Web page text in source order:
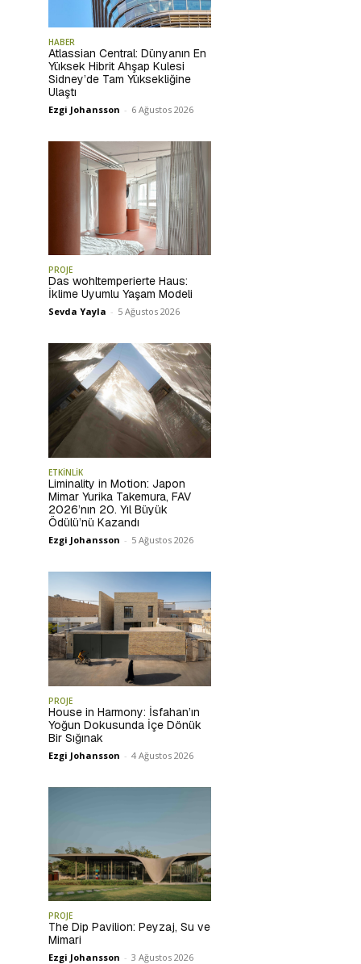
HABER
Atlassian Central: Dünyanın En
Yüksek Hibrit Ahşap Kulesi
Sidney’de Tam Yüksekliğine
Ulaştı
Ezgi Johansson - 6 Ağustos 2026
PROJE
Das wohltemperierte Haus:
İklime Uyumlu Yaşam Modeli
Sevda Yayla - 5 Ağustos 2026
ETKİNLİK
Liminality in Motion: Japon
Mimar Yurika Takemura, FAV
2026’nın 20. Yıl Büyük
Ödülü’nü Kazandı
Ezgi Johansson - 5 Ağustos 2026
PROJE
House in Harmony: İsfahan’ın
Yoğun Dokusunda İçe Dönük
Bir Sığınak
Ezgi Johansson - 4 Ağustos 2026
PROJE
The Dip Pavilion: Peyzaj, Su ve
Mimari
Ezgi Johansson - 3 Ağustos 2026